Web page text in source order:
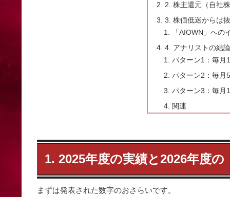
2. 株主還元（自社
3. 株価低迷からは
「AIOWN」への
4. アナリストの結
パターン1：毎月
パターン2：毎月
パターン3：毎月
関連
1. 2025年度の実績と2026年度
まずは発表された数字のおさらいです。